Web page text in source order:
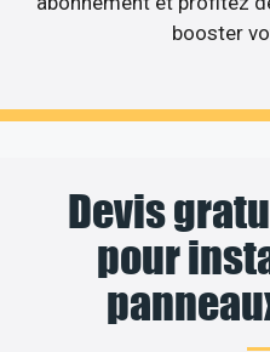
booster
Devis
pour